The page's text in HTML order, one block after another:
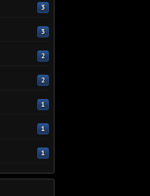
3
3
2
2
1
1
1